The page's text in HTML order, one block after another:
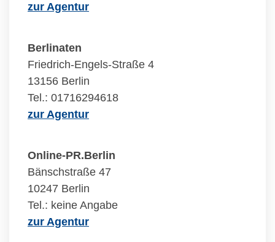
zur Agentur
Berlinaten
Friedrich-Engels-Straße 4
13156 Berlin
Tel.: 01716294618
zur Agentur
Online-PR.Berlin
Bänschstraße 47
10247 Berlin
Tel.: keine Angabe
zur Agentur